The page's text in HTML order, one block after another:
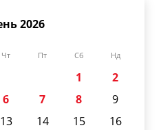
2026
Чт Пт Сб Нд
1
2
6 7 8
9
13 14 15
16